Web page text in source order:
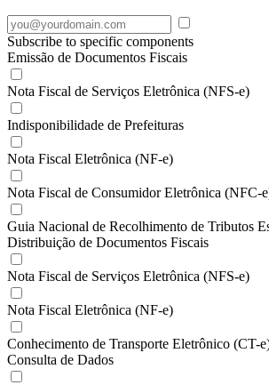
Subscribe to specific components
Emissão de Documentos Fiscais
Nota Fiscal de Serviços Eletrônica (NFS-e)
Indisponibilidade de Prefeituras
Nota Fiscal Eletrônica (NF-e)
Nota Fiscal de Consumidor Eletrônica (NFC-
Guia Nacional de Recolhimento de Tributos
Distribuição de Documentos Fiscais
Nota Fiscal de Serviços Eletrônica (NFS-e)
Nota Fiscal Eletrônica (NF-e)
Conhecimento de Transporte Eletrônico (CT-
Consulta de Dados